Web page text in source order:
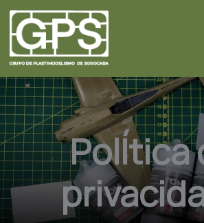
para
conteúdo
PolÍtica